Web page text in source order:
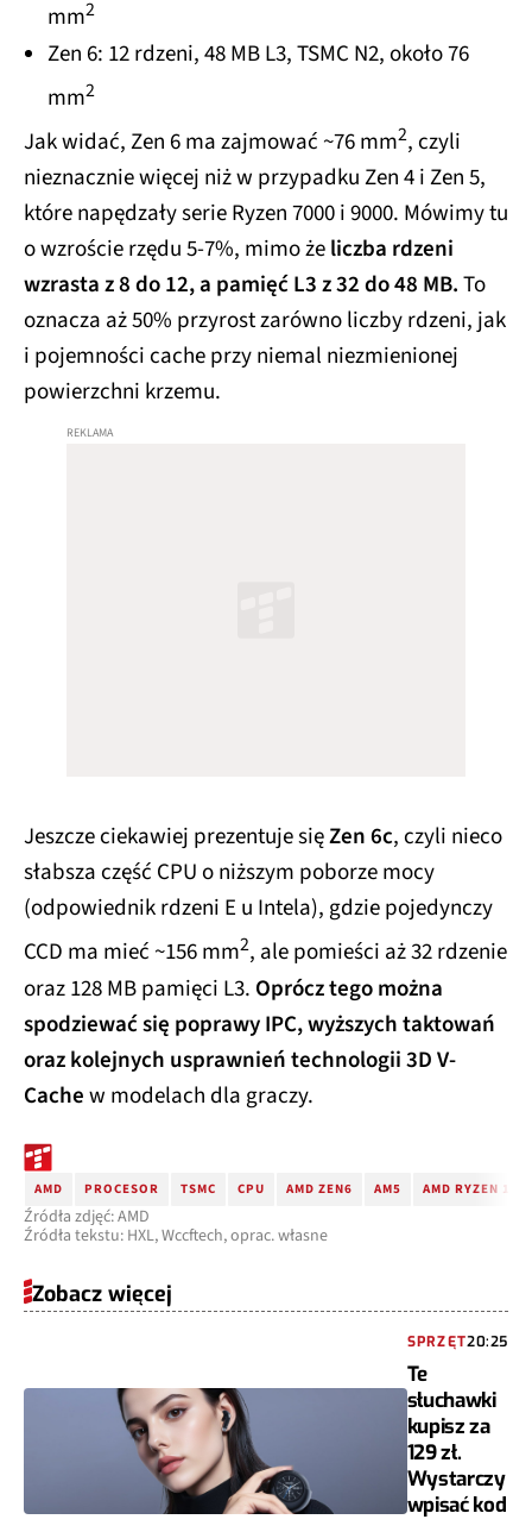
mm2
Zen 6: 12 rdzeni, 48 MB L3, TSMC N2, około 76
mm2
Jak widać, Zen 6 ma zajmować ~76 mm2, czyli
nieznacznie więcej niż w przypadku Zen 4 i Zen 5,
które napędzały serie Ryzen 7000 i 9000. Mówimy tu
o wzroście rzędu 5-7%, mimo żeliczba rdzeni
wzrasta z 8 do 12, a pamięć L3 z 32 do 48 MB.To
oznacza aż 50% przyrost zarówno liczby rdzeni, jak
i pojemności cache przy niemal niezmienionej
powierzchni krzemu.
Jeszcze ciekawiej prezentuje sięZen 6c, czyli nieco
słabsza część CPU o niższym poborze mocy
(odpowiednik rdzeni E u Intela), gdzie pojedynczy
CCD ma mieć ~156 mm2, ale pomieści aż 32 rdzenie
oraz 128 MB pamięci L3. Oprócz tego można
spodziewać się poprawy IPC, wyższych taktowań
oraz kolejnych usprawnień technologii 3D V-
Cachew modelach dla graczy.
AMD PROCESOR TSMC CPU AMD ZEN6 AM5 AMD RYZEN
Źródła zdjęć: AMD
Źródła tekstu: HXL, Wccftech, oprac. własne
Zobacz więcej
SPRZĘT20:25
Te
słuchawki
kupisz za
129 zł.
Wystarczy
wpisać kod